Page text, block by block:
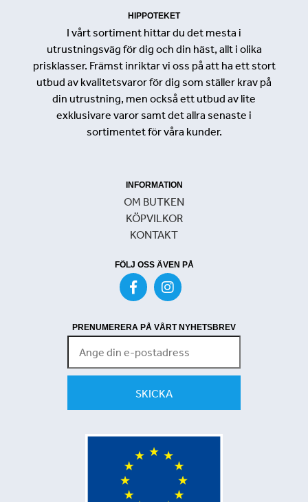
HIPPOTEKET
I vårt sortiment hittar du det mesta i
utrustningsväg för dig och din häst, allt i olika
prisklasser. Främst inriktar vi oss på att ha ett stort
utbud av kvalitetsvaror för dig som ställer krav på
din utrustning, men också ett utbud av lite
exklusivare varor samt det allra senaste i
sortimentet för våra kunder.
INFORMATION
OM BUTKEN
KÖPVILKOR
KONTAKT
FÖLJ OSS ÄVEN PÅ
PRENUMERERA PÅ VÅRT NYHETSBREV